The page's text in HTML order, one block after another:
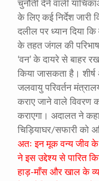
चुनौती देने वाली
के लिए कई निर्देश जारी
दलील पर ध्यान दिया
के तहत जंगल की
‘वन’ के दायरे से बाहर
किया जासकता है। शीर्ष
जलवायु परिवर्तन
कराए जाने वाले
कराएगा। अदालत ने
चिड़ियाघर/सफारी को
अतः इन मूक वन्य जीव के
ने इस उद्देश्य से पारित
हाड़-माँस और खाल के